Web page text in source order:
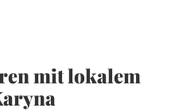
mit lokalem